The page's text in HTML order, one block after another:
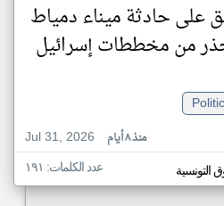
على حادثة ميناء دمياط
من مخططات إسرائيل
Jul 31, 2026
منذ ٨ أيام
التونسية عدد الكلمات: ١٩١